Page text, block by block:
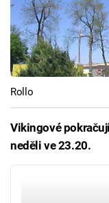
Rollo
Vikingové
neděli ve 23.20.